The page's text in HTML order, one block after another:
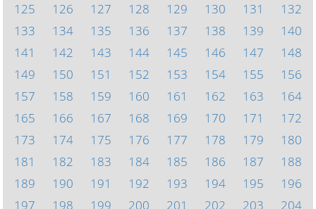
125
126 127 128 129 130 131
132
133
134 135 136 137 138 139
140
141
142 143 144 145 146 147
148
149
150 151 152 153 154 155
156
157
158 159 160 161 162 163
164
165
166 167 168 169 170 171
172
173
174 175 176 177 178 179
180
181
182 183 184 185 186 187
188
189
190 191 192 193 194 195
196
197
198 199 200 201 202 203
204